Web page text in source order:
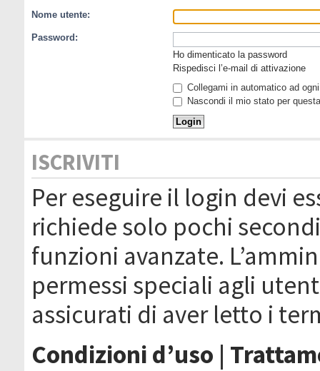
Nome utente:
Password:
Ho dimenticato la password
Rispedisci l’e-mail di attivazione
Collegami in automatico ad
Nascondi il mio stato per
ISCRIVITI
Per eseguire il login devi
richiede solo pochi
funzioni avanzate.
permessi speciali agli
assicurati di aver letto i
Condizioni d’uso |